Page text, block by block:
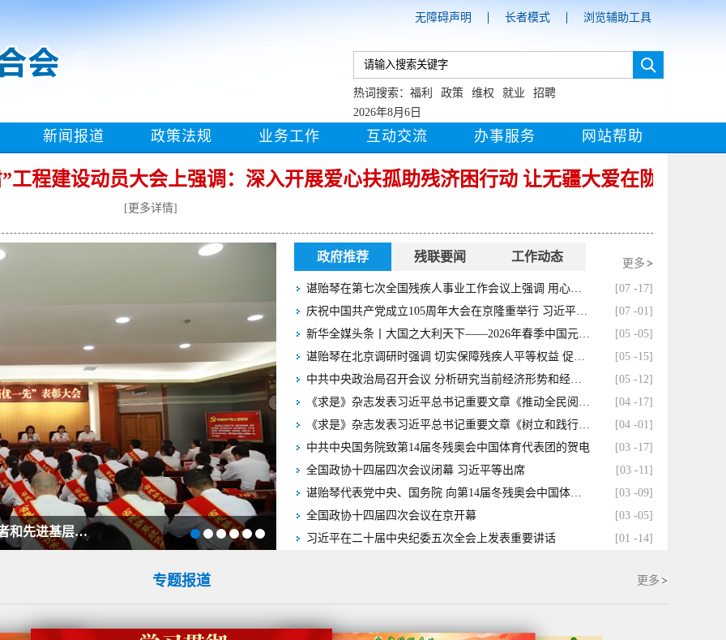
无障碍声明 长者模式 浏览辅助工具
热词搜索： 福利 政策 维权 就业
招聘
2026年8月6日
新闻报道 政策法规 业务工作 互动交流 办事服务 网站帮助
程建设动员大会上强调：深入开展爱心扶孤助残济困行动 让无疆大爱在陇原上空
更多详情]
省残联召开2026年优秀共产党员、优秀党务工作者和先进基层党组织表彰大会
政府推荐 更多
谌贻琴在第七次全国残疾人事业工作会议上强调 用心用情做好残疾人工作 不断推进残疾人事业全面发展高质量发展
[07 -17]
庆祝中国共产党成立105周年大会在京隆重举行 习近平发表重要讲话
[07 -01]
新华全媒头条丨大国之大利天下——2026年春季中国元首外交纪事
[05 -05]
谌贻琴在北京调研时强调 切实保障残疾人平等权益 促进残疾人事业全面发展
[05 -15]
中共中央政治局召开会议 分析研究当前经济形势和经济工作 中共中央总书记习近平主持会议
[05 -12]
《求是》杂志发表习近平总书记重要文章《推动全民阅读，建设书香社会》
[04 -17]
《求是》杂志发表习近平总书记重要文章《树立和践行正确政绩观》
[04 -01]
中共中央国务院致第14届冬残奥会中国体育代表团的贺电
[03 -17]
全国政协十四届四次会议闭幕 习近平等出席
[03 -11]
谌贻琴代表党中央、国务院 向第14届冬残奥会中国体育代表团致贺电
[03 -09]
全国政协十四届四次会议在京开幕
[03 -05]
习近平在二十届中央纪委五次全会上发表重要讲话
[01 -14]
残联要闻 工作动态
专题报道 更多